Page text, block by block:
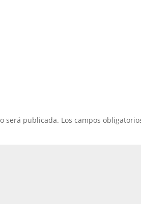
será publicada. Los campos